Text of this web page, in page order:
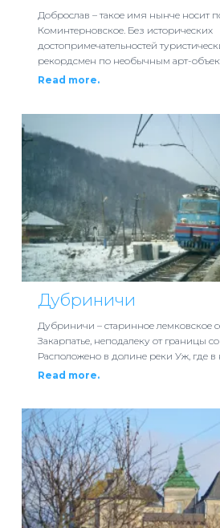
Доброслав – такое имя нынче носит
Коминтерновское. Без исторических
достопримечательностей
рекордсмен по необычным арт-
Read more.
Дубриничи
Дубриничи – старинное лемковское
Закарпатье, неподалеку от границы
Расположено в долине реки Уж, где в
Read more.